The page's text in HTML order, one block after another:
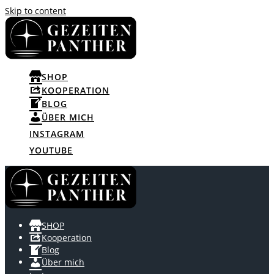
Skip to content
SHOP
KOOPERATION
BLOG
ÜBER MICH
INSTAGRAM
YOUTUBE
SHOP
Kooperation
Blog
Über mich